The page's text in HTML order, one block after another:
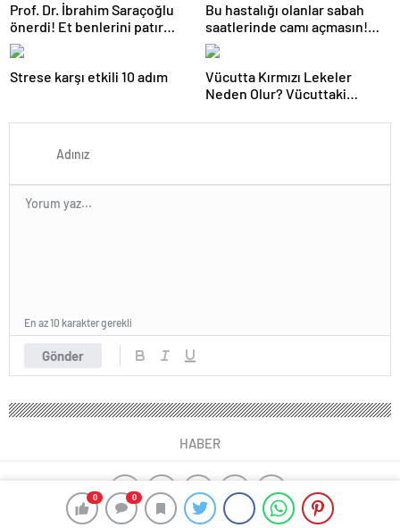
0 0
Prof. Dr. İbrahim Saraçoğlu
önerdi! Et benlerini patır
patır döküyor! ’15-20 DAKİKA
BEKLETMEK YETİYOR!’
Bu hastalığı olanlar sabah
saatlerinde camı açmasın!
Burun tıkanıklığı, hapşırık,
kaşıntı, öksürük… Meğer
tetikliyormuş
Strese karşı etkili 10 adım
Vücutta Kırmızı Lekeler
Neden Olur? Vücuttaki
Geçer?
Gönder
En az 10 karakter gerekli
HABER